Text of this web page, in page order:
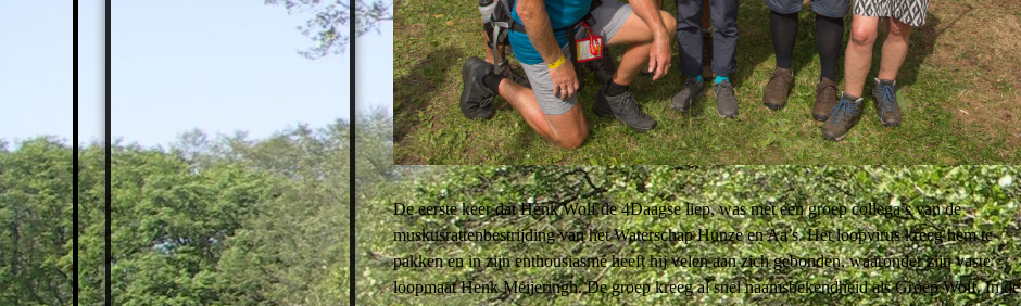
De eerste keer dat Henk Wolf de 4Daagse liep, was met een groep collega’s van de
muskusrattenbestrijding van het Waterschap Hunze en Aa’s. Het loopvirus kreeg hem te
pakken en in zijn enthousiasme heeft hij velen aan zich gebonden, waaronder zijn vaste
loopmaat Henk Meijeringh. De groep kreeg al snel naamsbekendheid als Groep Wolf. In de